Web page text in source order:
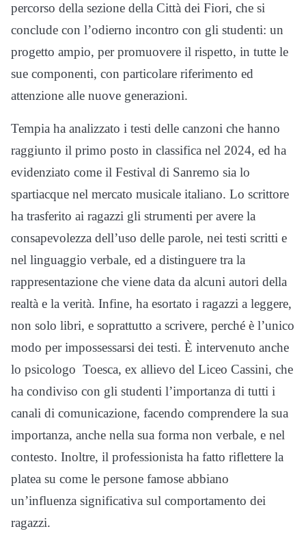
percorso della sezione della Città dei Fiori, che si
conclude con l’odierno incontro con gli studenti: un
progetto ampio, per promuovere il rispetto, in tutte le
sue componenti, con particolare riferimento ed
attenzione alle nuove generazioni.
Tempia ha analizzato i testi delle canzoni che hanno
raggiunto il primo posto in classifica nel 2024, ed ha
evidenziato come il Festival di Sanremo sia lo
spartiacque nel mercato musicale italiano. Lo scrittore
ha trasferito ai ragazzi gli strumenti per avere la
consapevolezza dell’uso delle parole, nei testi scritti e
nel linguaggio verbale, ed a distinguere tra la
rappresentazione che viene data da alcuni autori della
realtà e la verità. Infine, ha esortato i ragazzi a leggere,
non solo libri, e soprattutto a scrivere, perché è l’unico
modo per impossessarsi dei testi. È intervenuto anche
lo psicologo Toesca, ex allievo del Liceo Cassini, che
ha condiviso con gli studenti l’importanza di tutti i
canali di comunicazione, facendo comprendere la sua
importanza, anche nella sua forma non verbale, e nel
contesto. Inoltre, il professionista ha fatto riflettere la
platea su come le persone famose abbiano
un’influenza significativa sul comportamento dei
ragazzi.